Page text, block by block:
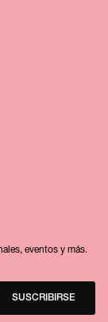
eventos y más.
SUSCRIBIRSE